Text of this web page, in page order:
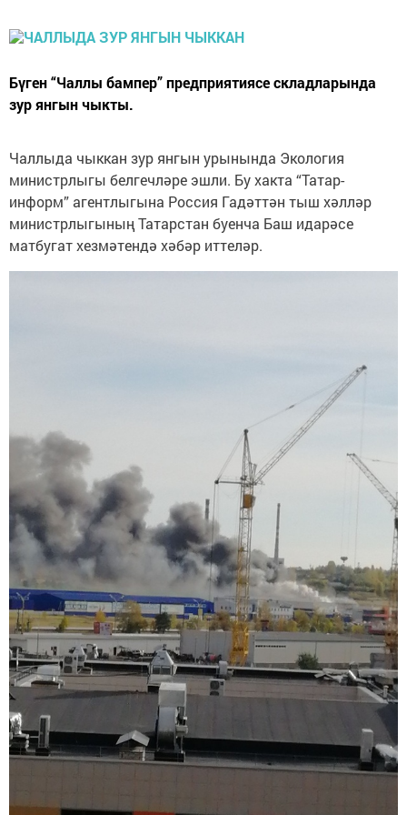
Бүген “Чаллы бампер” предприятиясе складларында
зур янгын чыкты.
Чаллыда чыккан зур янгын урынында Экология
министрлыгы белгечләре эшли. Бу хакта “Татар-
информ” агентлыгына Россия Гадәттән тыш хәлләр
министрлыгының Татарстан буенча Баш идарәсе
матбугат хезмәтендә хәбәр иттеләр.